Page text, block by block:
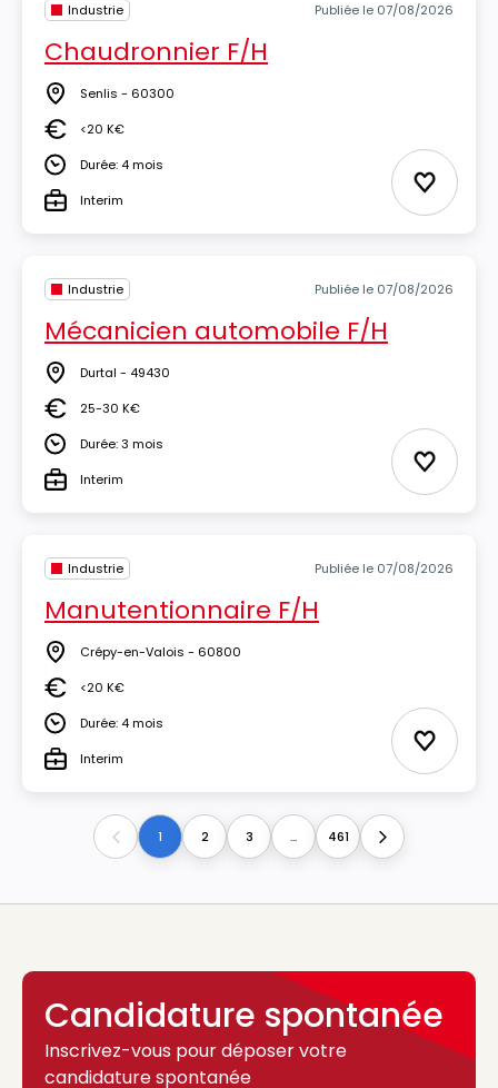
Industrie Publiée le 07/08/2026
Chaudronnier F/H
Lieu Senlis - 60300
Salaire<20 K€
DuréeDurée: 4 mois
TypeInterim Ajouter
Industrie Publiée le 07/08/2026
Mécanicien automobile F/H
Lieu Durtal - 49430
Salaire25-30 K€
DuréeDurée: 3 mois
TypeInterim Ajouter
Industrie Publiée le 07/08/2026
Manutentionnaire F/H
Lieu Crépy-en-Valois - 60800
Salaire<20 K€
DuréeDurée: 4 mois
TypeInterim Ajouter
Previous1 2 3 ... 461 Next
Candidature spontanée
Inscrivez-vous pour déposer votre
candidature spontanée